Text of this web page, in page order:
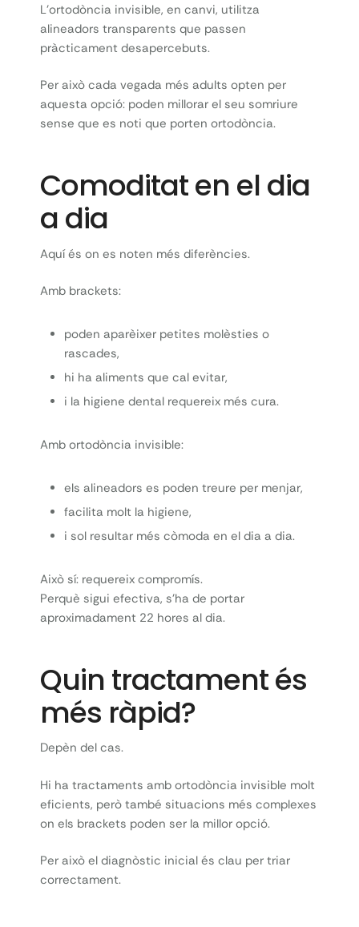
L’ortodòncia invisible, en canvi, utilitza
alineadors transparents que passen
pràcticament desapercebuts.
Per això cada vegada més adults opten per
aquesta opció: poden millorar el seu somriure
sense que es noti que porten ortodòncia.
Comoditat en el dia
a dia
Aquí és on es noten més diferències.
Amb brackets:
poden aparèixer petites molèsties o
rascades,
hi ha aliments que cal evitar,
i la higiene dental requereix més cura.
Amb ortodòncia invisible:
els alineadors es poden treure per menjar,
facilita molt la higiene,
i sol resultar més còmoda en el dia a dia.
Això sí: requereix compromís.
Perquè sigui efectiva, s’ha de portar
aproximadament 22 hores al dia.
Quin tractament és
més ràpid?
Depèn del cas.
Hi ha tractaments amb ortodòncia invisible molt
eficients, però també situacions més complexes
on els brackets poden ser la millor opció.
Per això el diagnòstic inicial és clau per triar
correctament.